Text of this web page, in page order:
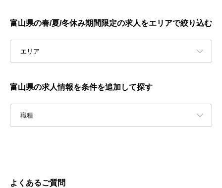
富山県の春/夏/冬休み期間限定の求人をエリアで絞り込む
エリア
富山県の求人情報を条件を追加して探す
職種
よくあるご質問